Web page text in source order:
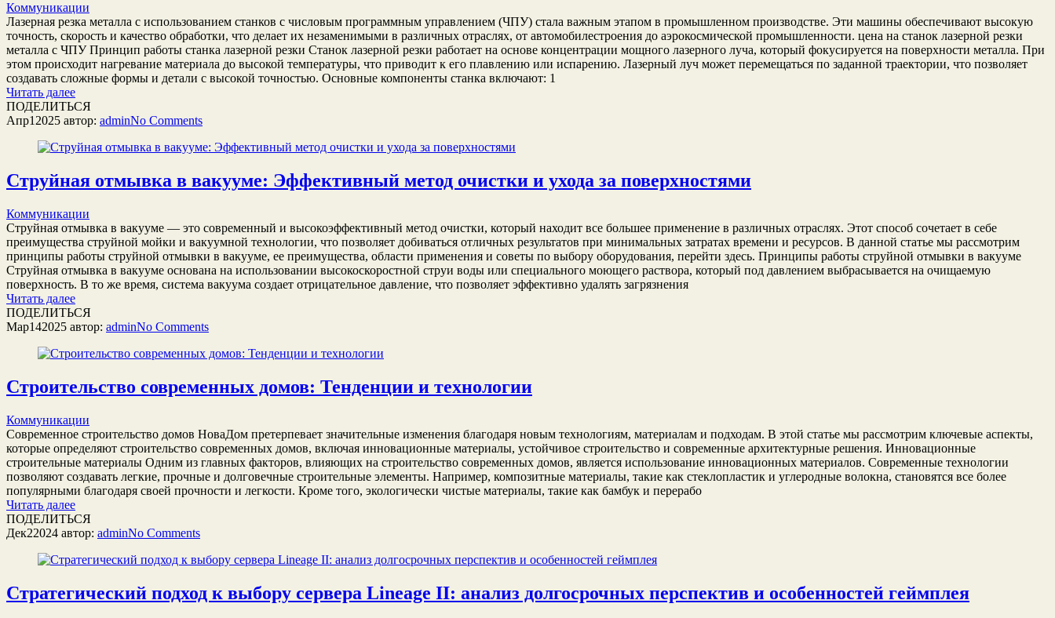
Коммуникации
Лазерная резка металла с использованием станков с числовым программным управлением (ЧПУ) стала важным этапом в промышленном производстве. Эти машины обеспечивают высокую
точность, скорость и качество обработки, что делает их незаменимыми в различных отраслях, от автомобилестроения до аэрокосмической промышленности. цена на станок лазерной резки
металла с ЧПУ Принцип работы станка лазерной резки Станок лазерной резки работает на основе концентрации мощного лазерного луча, который фокусируется на поверхности металла. При
этом происходит нагревание материала до высокой температуры, что приводит к его плавлению или испарению. Лазерный луч может перемещаться по заданной траектории, что позволяет
создавать сложные формы и детали с высокой точностью. Основные компоненты станка включают: 1
Читать далее
ПОДЕЛИТЬСЯ
Апр1 2025 автор: adminNo Comments
Струйная отмывка в вакууме: Эффективный метод очистки и ухода за поверхностями
Коммуникации
Струйная отмывка в вакууме — это современный и высокоэффективный метод очистки, который находит все большее применение в различных отраслях. Этот способ сочетает в себе
преимущества струйной мойки и вакуумной технологии, что позволяет добиваться отличных результатов при минимальных затратах времени и ресурсов. В данной статье мы рассмотрим
принципы работы струйной отмывки в вакууме, ее преимущества, области применения и советы по выбору оборудования, перейти здесь. Принципы работы струйной отмывки в вакууме
Струйная отмывка в вакууме основана на использовании высокоскоростной струи воды или специального моющего раствора, который под давлением выбрасывается на очищаемую
поверхность. В то же время, система вакуума создает отрицательное давление, что позволяет эффективно удалять загрязнения
Читать далее
ПОДЕЛИТЬСЯ
Мар142025 автор: adminNo Comments
Строительство современных домов: Тенденции и технологии
Коммуникации
Современное строительство домов НоваДом претерпевает значительные изменения благодаря новым технологиям, материалам и подходам. В этой статье мы рассмотрим ключевые аспекты,
которые определяют строительство современных домов, включая инновационные материалы, устойчивое строительство и современные архитектурные решения. Инновационные
строительные материалы Одним из главных факторов, влияющих на строительство современных домов, является использование инновационных материалов. Современные технологии
позволяют создавать легкие, прочные и долговечные строительные элементы. Например, композитные материалы, такие как стеклопластик и углеродные волокна, становятся все более
популярными благодаря своей прочности и легкости. Кроме того, экологически чистые материалы, такие как бамбук и перерабо
Читать далее
ПОДЕЛИТЬСЯ
Дек22024 автор: adminNo Comments
Стратегический подход к выбору сервера Lineage II: анализ долгосрочных перспектив и особенностей геймплея